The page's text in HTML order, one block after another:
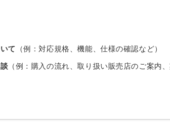
て （例：対応規格、機能、仕様の確認など）
（例：購入の流れ、取り扱い販売店のご案内